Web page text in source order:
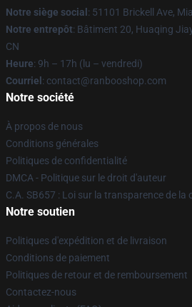
Notre siège social : 51101 Brickell Ave,
Notre entrepôt: Bâtiment 20, Huaqing
CN
Heure: 9h – 17h (lu – vendredi)
Courriel : contact@ranbooshop.com
Notre société
À propos de nous
Conditions générales
Politiques de confidentialité
DMCA - Politique sur le droit d'auteur
C.A. SB657 : Loi sur la transparence de
Notre soutien
Politiques d'expédition et de livraison
Conditions de paiement
Politiques de retour et de remboursement
Contactez-nous